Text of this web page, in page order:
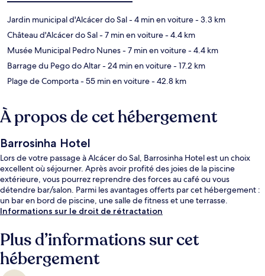
Jardin municipal d'Alcácer do Sal- 4 min en voiture- 3.3 km
Château d'Alcácer do Sal- 7 min en voiture- 4.4 km
Musée Municipal Pedro Nunes- 7 min en voiture- 4.4 km
Barrage du Pego do Altar- 24 min en voiture- 17.2 km
Plage de Comporta- 55 min en voiture- 42.8 km
À propos de cet hébergement
Barrosinha Hotel
Lors de votre passage à Alcácer do Sal, Barrosinha Hotel est un choix
excellent où séjourner. Après avoir profité des joies de la piscine
extérieure, vous pourrez reprendre des forces au café ou vous
détendre bar/salon. Parmi les avantages offerts par cet hébergement :
un bar en bord de piscine, une salle de fitness et une terrasse.
Informations sur le droit de rétractation
Plus d’informations sur cet
hébergement